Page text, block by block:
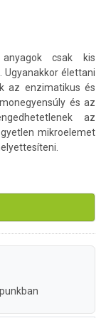
csak kis
élettani
az enzimatikus és
és az
az
mikroelemet